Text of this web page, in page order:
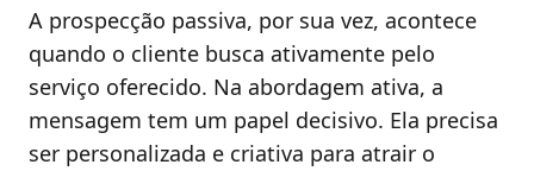
A prospecção passiva, por sua vez, acontece
quando o cliente busca ativamente pelo
serviço oferecido. Na abordagem ativa, a
mensagem tem um papel decisivo. Ela precisa
ser personalizada e criativa para atrair o